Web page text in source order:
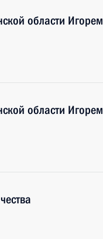
области Игорем
области Игорем